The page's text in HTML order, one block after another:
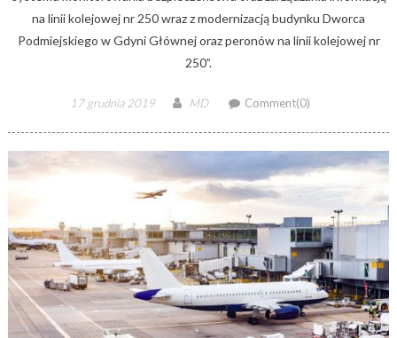
na linii kolejowej nr 250 wraz z modernizacją budynku Dworca
Podmiejskiego w Gdyni Głównej oraz peronów na linii kolejowej nr
250”.
Posted
17 grudnia 2019 Author
MD Comment(0)